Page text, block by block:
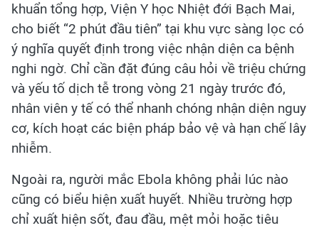
khuẩn tổng hợp, Viện Y học Nhiệt đới Bạch Mai,
cho biết “2 phút đầu tiên” tại khu vực sàng lọc có
ý nghĩa quyết định trong việc nhận diện ca bệnh
nghi ngờ. Chỉ cần đặt đúng câu hỏi về triệu chứng
và yếu tố dịch tễ trong vòng 21 ngày trước đó,
nhân viên y tế có thể nhanh chóng nhận diện nguy
cơ, kích hoạt các biện pháp bảo vệ và hạn chế lây
nhiễm.
Ngoài ra, người mắc Ebola không phải lúc nào
cũng có biểu hiện xuất huyết. Nhiều trường hợp
chỉ xuất hiện sốt, đau đầu, mệt mỏi hoặc tiêu